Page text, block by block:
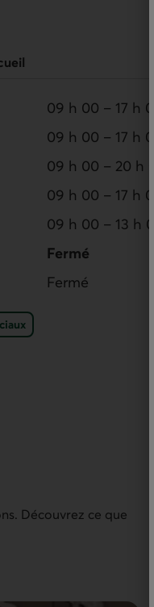
09 h 00 – 17 h 00
09 h 00 – 17 h 00
09 h 00 – 20 h
09 h 00 – 17 h 00
09 h 00 – 13 h 00
Fermé
Fermé
spéciaux du
Découvrez ce que